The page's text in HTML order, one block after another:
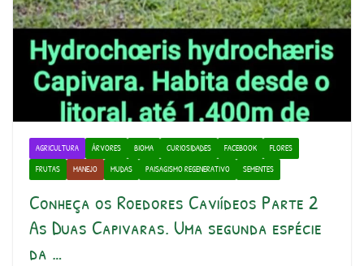
AGRICULTURA ÁRVORES BIOMA CURIOSIDADES FACEBOOK
FLORES
FRUTAS
MANEJO MUDAS PAISAGISMO REGENERATIVO SEMENTES
Conheça os Roedores Caviídeos Parte 2
As Duas Capivaras. Uma segunda espécie
da …